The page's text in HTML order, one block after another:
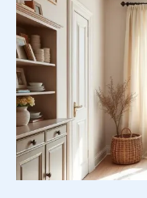
de
canapé
IKEA